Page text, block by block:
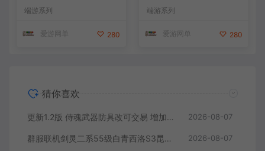
人商业端制作单机 内置多功
能GM控制台 可发物品装备
端游系列
爱游网单 280
可添加全物品装备 人机对战
可选难度 带单机内辅 一键启
端游系列
爱游网单 280
猜你喜欢
更新1.2版 侍魂武器防具改可交易 增加掉落和在线奖励 DNF70星月侍魂联机版 新版技能 丰富异次元技能装备词条 护石 辟邪玉 皮肤外观 BUFF技能徽章 史诗装备特效徽章 技能宝珠等 在线点 装备靠爆 2026-08-07
群服联机剑灵二系55级白青西洛S3昆仑版 在线点券 每日礼包 复古玩法 2026-08-07